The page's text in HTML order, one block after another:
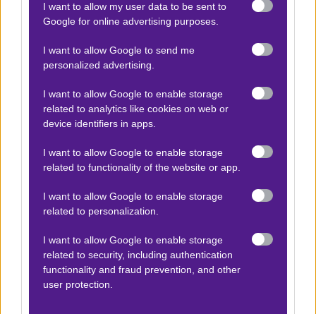
I want to allow my user data to be sent to
Google for online advertising purposes.
I want to allow Google to send me
personalized advertising.
I want to allow Google to enable storage
related to analytics like cookies on web or
device identifiers in apps.
I want to allow Google to enable storage
related to functionality of the website or app.
I want to allow Google to enable storage
related to personalization.
I want to allow Google to enable storage
related to security, including authentication
functionality and fraud prevention, and other
user protection.
1.90
Αποτέλεσμα: 2-1
Προσφορές*
ΒΑΘΜΟΛΟΓΙΕΣ
Βαθμολογίες Ελλάδα - Stoiximan
Super league
Βαθμολογίες Γερμανίας – Bundesliga
Βαθμολογίες Ισπανίας- La liga